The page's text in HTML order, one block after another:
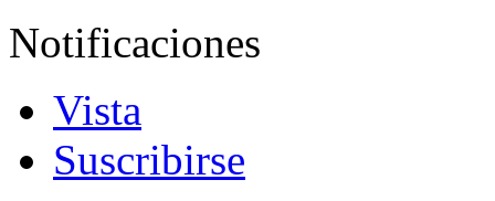
Notificaciones
Vista
Suscribirse